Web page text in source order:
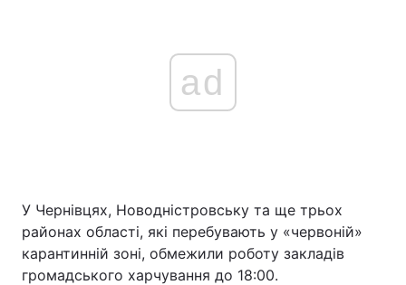
ad
У Чернівцях, Новодністровську та ще трьох
районах області, які перебувають у «червоній»
карантинній зоні, обмежили роботу закладів
громадського харчування до 18:00.